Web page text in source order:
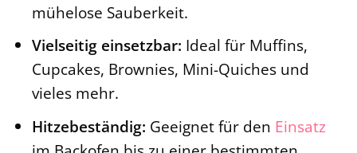
mühelose Sauberkeit.
Vielseitig einsetzbar: Ideal für Muffins,
Cupcakes, Brownies, Mini-Quiches und
vieles mehr.
Hitzebeständig: Geeignet für den Einsatz